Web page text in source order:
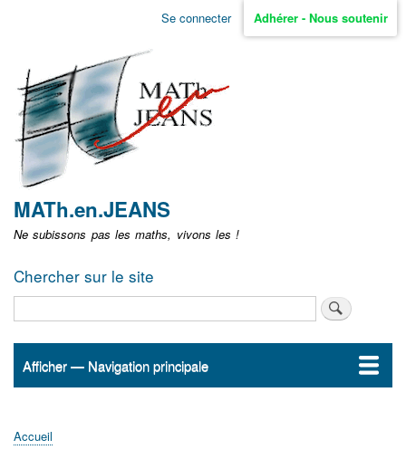
Aller
non
identifié
Se connecter Adhérer - Nous soutenir
MATh.en.JEANS
Ne subissons pas les maths, vivons les !
Chercher sur le site
Navigation
Afficher — Navigation principale
Accueil
ActualitésMATh.en.JEANS ?
Régions et Ateliers
Créer, gérer un atelier
Sujets/Publications
Congrès
Accueil